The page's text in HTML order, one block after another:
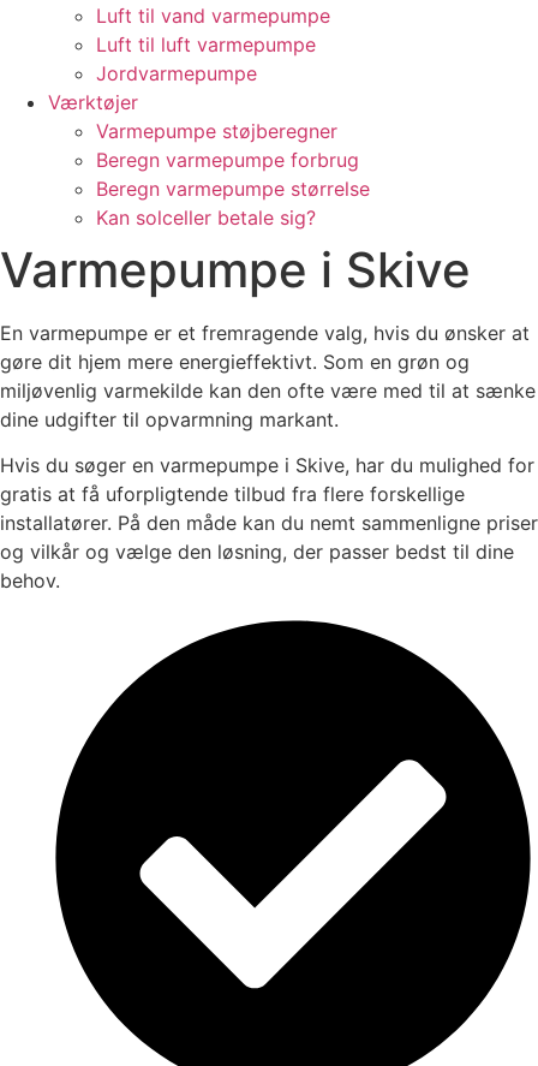
Luft til vand varmepumpe
Luft til luft varmepumpe
Jordvarmepumpe
Værktøjer
Varmepumpe støjberegner
Beregn varmepumpe forbrug
Beregn varmepumpe størrelse
Kan solceller betale sig?
Varmepumpe i Skive
En varmepumpe er et fremragende valg, hvis du ønsker at
gøre dit hjem mere energieffektivt. Som en grøn og
miljøvenlig varmekilde kan den ofte være med til at sænke
dine udgifter til opvarmning markant.
Hvis du søger en varmepumpe i Skive, har du mulighed for
gratis at få uforpligtende tilbud fra flere forskellige
installatører. På den måde kan du nemt sammenligne priser
og vilkår og vælge den løsning, der passer bedst til dine
behov.